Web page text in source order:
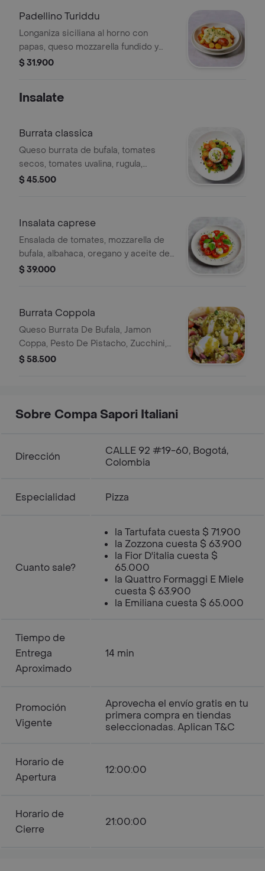
Padellino Turiddu
Longaniza siciliana al horno con
papas, queso mozzarella fundido y
salsa de tomate.
$ 31.900
Insalate
Burrata classica
Queso burrata de bufala, tomates
secos, tomates uvalina, rugula,
aceitunas, vinagre balsamico y aceite
$ 45.500
Insalata caprese
Ensalada de tomates, mozzarella de
bufala, albahaca, oregano y aceite de
oliva.
$ 39.000
Burrata Coppola
Queso Burrata De Bufala, Jamon
Coppa, Pesto De Pistacho, Zucchini,
Tomates Cherry, Rugula, Lechuga Y
$ 58.500
Sobre Compa Sapori Italiani
Dirección
CALLE 92 #19-60, Bogotá,
Colombia
Especialidad Pizza
Cuanto sale?
la Tartufata cuesta $ 71.900
la Zozzona cuesta $ 63.900
la Fior D'italia cuesta $
65.000
la Quattro Formaggi E Miele
cuesta $ 63.900
la Emiliana cuesta $ 65.000
Tiempo de
Entrega
Aproximado
14 min
Promoción
Vigente
Aprovecha el envío gratis en tu
primera compra en tiendas
seleccionadas. Aplican T&C
Horario de
Apertura
12:00:00
Horario de
Cierre
21:00:00